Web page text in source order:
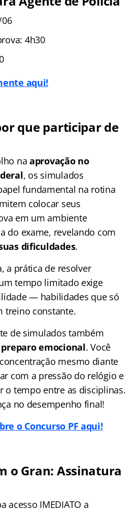
4h30
aqui!
que participar de
na aprovação no
, os simulados
fundamental na rotina
colocar seus
em um ambiente
do exame, revelando com
dificuldades.
a prática de resolver
tempo limitado exige
— habilidades que só
treino constante.
de simulados também
preparo emocional. Você
mesmo diante
com a pressão do relógio e
o tempo entre as disciplinas.
no desempenho final!
o Concurso PF aqui!
o Gran: Assinatura
acesso IMEDIATO a